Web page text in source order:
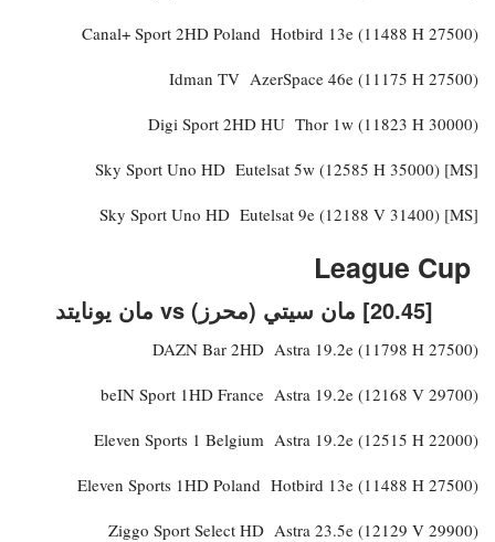
Canal+ Sport 2HD Poland Hotbird 13e (11488 H 27500)
Idman TV AzerSpace 46e (11175 H 27500)
Digi Sport 2HD HU Thor 1w (11823 H 30000)
Sky Sport Uno HD Eutelsat 5w (12585 H 35000) [MS]
Sky Sport Uno HD Eutelsat 9e (12188 V 31400) [MS]
[20.45] مان سيتي (محرز) vs مان يونايتد
DAZN Bar 2HD Astra 19.2e (11798 H 27500)
beIN Sport 1HD France Astra 19.2e (12168 V 29700)
Eleven Sports 1 Belgium Astra 19.2e (12515 H 22000)
Eleven Sports 1HD Poland Hotbird 13e (11488 H 27500)
Ziggo Sport Select HD Astra 23.5e (12129 V 29900)